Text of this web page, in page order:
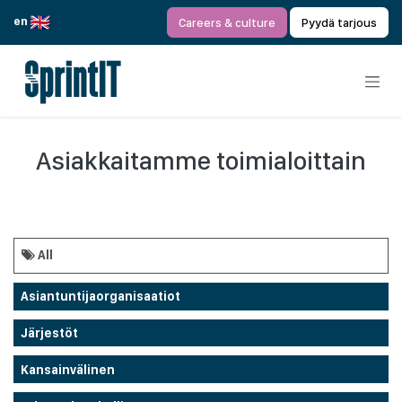
en
Careers & culture Pyydä tarjous
Asiakkaitamme toimialoittain
All
Asiantuntijaorganisaatiot
Järjestöt
Kansainvälinen